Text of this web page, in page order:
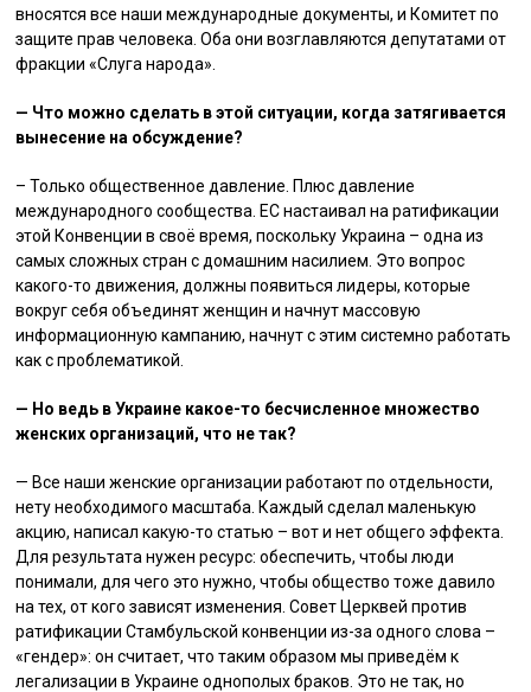
вносятся все наши международные документы, и Комитет по
защите прав человека. Оба они возглавляются депутатами от
фракции «Слуга народа».
— Что можно сделать в этой ситуации, когда затягивается
вынесение на обсуждение?
– Только общественное давление. Плюс давление
международного сообщества. ЕС настаивал на ратификации
этой Конвенции в своё время, поскольку Украина – одна из
самых сложных стран с домашним насилием. Это вопрос
какого-то движения, должны появиться лидеры, которые
вокруг себя объединят женщин и начнут массовую
информационную кампанию, начнут с этим системно работать
как с проблематикой.
— Но ведь в Украине какое-то бесчисленное множество
женских организаций, что не так?
— Все наши женские организации работают по отдельности,
нету необходимого масштаба. Каждый сделал маленькую
акцию, написал какую-то статью – вот и нет общего эффекта.
Для результата нужен ресурс: обеспечить, чтобы люди
понимали, для чего это нужно, чтобы общество тоже давило
на тех, от кого зависят изменения. Совет Церквей против
ратификации Стамбульской конвенции из-за одного слова –
«гендер»: он считает, что таким образом мы приведём к
легализации в Украине однополых браков. Это не так, но